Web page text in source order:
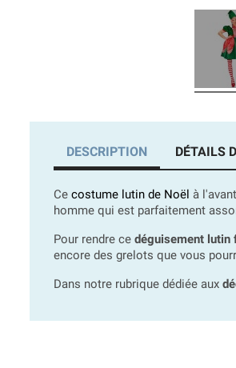
DESCRIPTION DÉTAILS
Ce costume lutin de Noël à
homme qui est parfaitement
Pour rendre ce déguisement lutin
encore des grelots que vous
Dans notre rubrique dédiée aux